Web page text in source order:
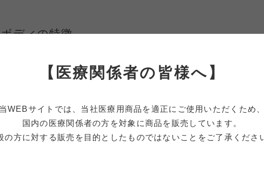
【医療関係者の皆様へ】
当WEBサイトでは、当社医療用商品を適正に ご使用いただくため、
国内の医療関係者の方を対象に商品を販売しています。
の方に対する販売を目的としたものではないことをご了承くださ
ディの特徴
トの位置情報をCAD上に精度良く再現
自特許の多面形状を有しており、極めて正確にスキャンすることが可能です